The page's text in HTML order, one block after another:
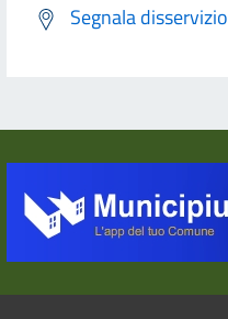
Segnala disservizio